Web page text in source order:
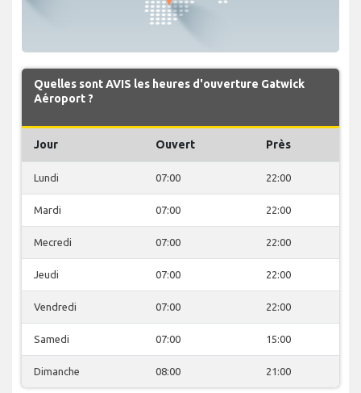
Quelles sont AVIS les heures d'ouverture Gatwick
Aéroport ?
Jour Ouvert Près
Lundi 07:00 22:00
Mardi 07:00 22:00
Mecredi 07:00 22:00
Jeudi 07:00 22:00
Vendredi 07:00 22:00
Samedi 07:00 15:00
Dimanche 08:00 21:00